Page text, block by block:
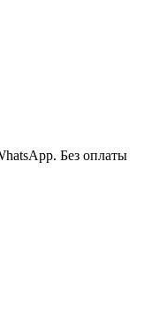
Без оплаты